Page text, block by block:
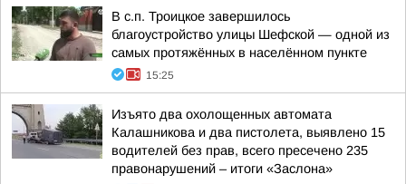
В с.п. Троицкое завершилось
благоустройство улицы Шефской — одной из
самых протяжённых в населённом пункте
15:25
Изъято два охолощенных автомата
Калашникова и два пистолета, выявлено 15
водителей без прав, всего пресечено 235
правонарушений – итоги «Заслона»